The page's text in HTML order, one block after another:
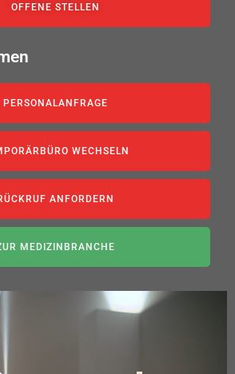
OFFENE STELLEN
PERSONALANFRAGE
WECHSELN
ANFORDERN
MEDIZINBRANCHE